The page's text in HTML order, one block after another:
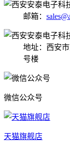
邮箱：
地址：西安
号楼
微信公众号
天猫旗舰店